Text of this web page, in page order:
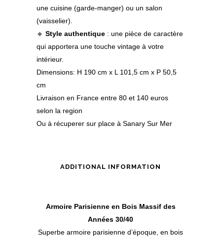
une cuisine (garde-manger) ou un salon
(vaisselier).
🔹 Style authentique : une pièce de caractère
qui apportera une touche vintage à votre
intérieur.
Dimensions: H 190 cm x L 101,5 cm x P 50,5
cm
Livraison en France entre 80 et 140 euros
selon la region
Ou à récuperer sur place à Sanary Sur Mer
ADDITIONAL INFORMATION
Armoire Parisienne en Bois Massif des
Années 30/40
Superbe armoire parisienne d’époque, en bois